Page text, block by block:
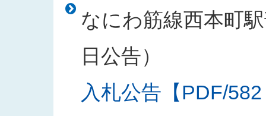
なにわ筋線西本町
日公告）
入札公告【PDF/